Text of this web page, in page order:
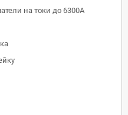
на токи до 6300А